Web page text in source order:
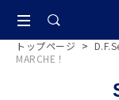
トップページ >
MARCHE！